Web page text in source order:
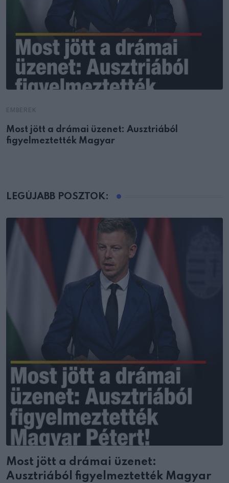
Most jött a drámai üzenet: Ausztriából
figyelmeztették Magyar
LEGÚJABB POSZTOK:
Most jött a drámai üzenet:
Ausztriából figyelmeztették Magyar